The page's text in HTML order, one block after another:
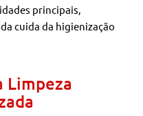
principais,
cuida da higienização
Limpeza